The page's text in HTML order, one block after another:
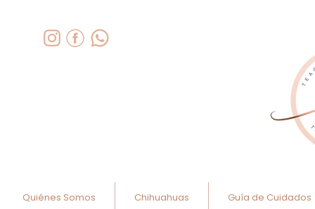
Quiénes Somos Chihuahuas Guía de Cuidados